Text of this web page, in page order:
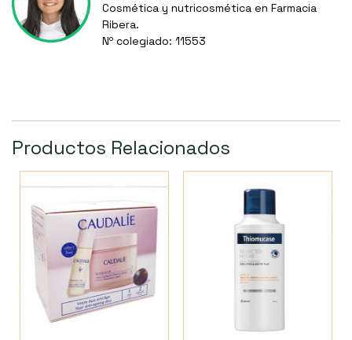
Cosmética y nutricosmética en Farmacia
Ribera.
Nº colegiado: 11553
Productos Relacionados